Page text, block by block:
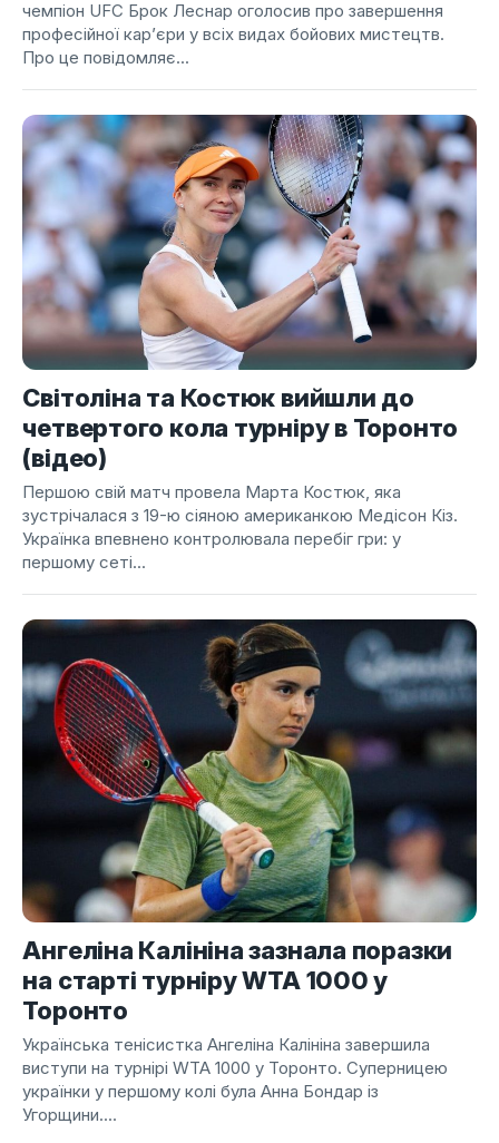
чемпіон UFC Брок Леснар оголосив про завершення
професійної кар’єри у всіх видах бойових мистецтв.
Про це повідомляє...
Світоліна та Костюк вийшли до
четвертого кола турніру в Торонто
(відео)
Першою свій матч провела Марта Костюк, яка
зустрічалася з 19-ю сіяною американкою Медісон Кіз.
Українка впевнено контролювала перебіг гри: у
першому сеті...
Ангеліна Калініна зазнала поразки
на старті турніру WTA 1000 у
Торонто
Українська тенісистка Ангеліна Калініна завершила
виступи на турнірі WTA 1000 у Торонто. Суперницею
українки у першому колі була Анна Бондар із
Угорщини....